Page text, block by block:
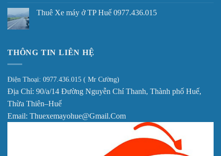
Thuê Xe máy ở TP Huế 0977.436.015
THÔNG TIN LIÊN HỆ
Điện Thoại: 0977.436.015 ( Mr Cường)
Địa Chỉ: 90/a/14 Đường Nguyễn Chí Thanh, Thành phố Huế,
Thừa Thiên–Huế
Email: Thuexemayohue@Gmail.Com